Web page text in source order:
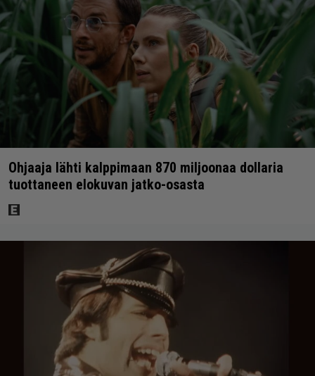
Ohjaaja lähti kalppimaan 870 miljoonaa dollaria
tuottaneen elokuvan jatko-osasta